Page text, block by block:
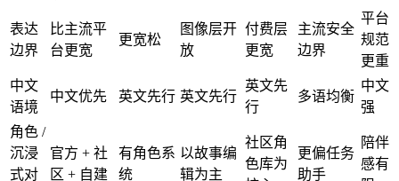
表达
边界
比主流平
台更宽
更宽松
图像层开
放
付费层
更宽
主流安全
边界
平台
规范
更重
中文
语境
中文优先 英文先行 英文先行
英文先
行
多语均衡
中文
强
角色 /
沉浸
式对
官方 + 社
区 + 自建
有角色系
统
以故事编
辑为主
社区角
色库为
更偏任务
助手
陪伴
感有